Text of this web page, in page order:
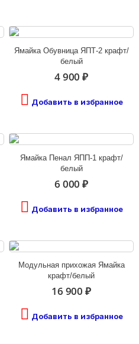
Ямайка Обувница ЯПТ-2 крафт/
белый
4 900 ₽
Добавить в избранное
Ямайка Пенал ЯПП-1 крафт/
белый
6 000 ₽
Добавить в избранное
Модульная прихожая Ямайка
крафт/белый
16 900 ₽
Добавить в избранное